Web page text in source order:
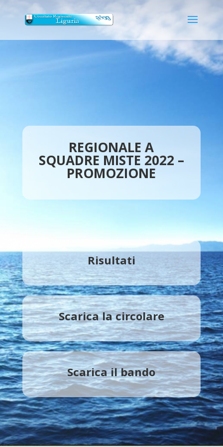
REGIONALE A
SQUADRE MISTE 2022 –
PROMOZIONE
Risultati
Scarica la circolare
Scarica il bando